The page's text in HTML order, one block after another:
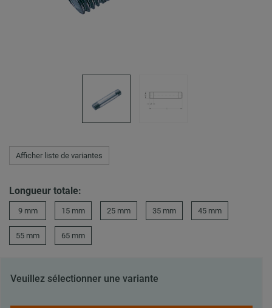
Afficher liste de variantes
Longueur totale:
9 mm 15 mm 25 mm 35 mm 45 mm
55 mm 65 mm
Veuillez sélectionner une variante